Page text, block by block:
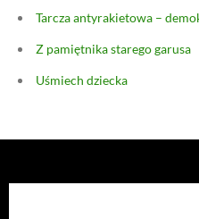
Tarcza antyrakietowa –
Z pamiętnika starego garusa
Uśmiech dziecka